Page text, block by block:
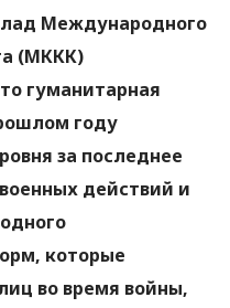
Международного
(МККК)
гуманитарная
году
за последнее
действий и
которые
во время войны,